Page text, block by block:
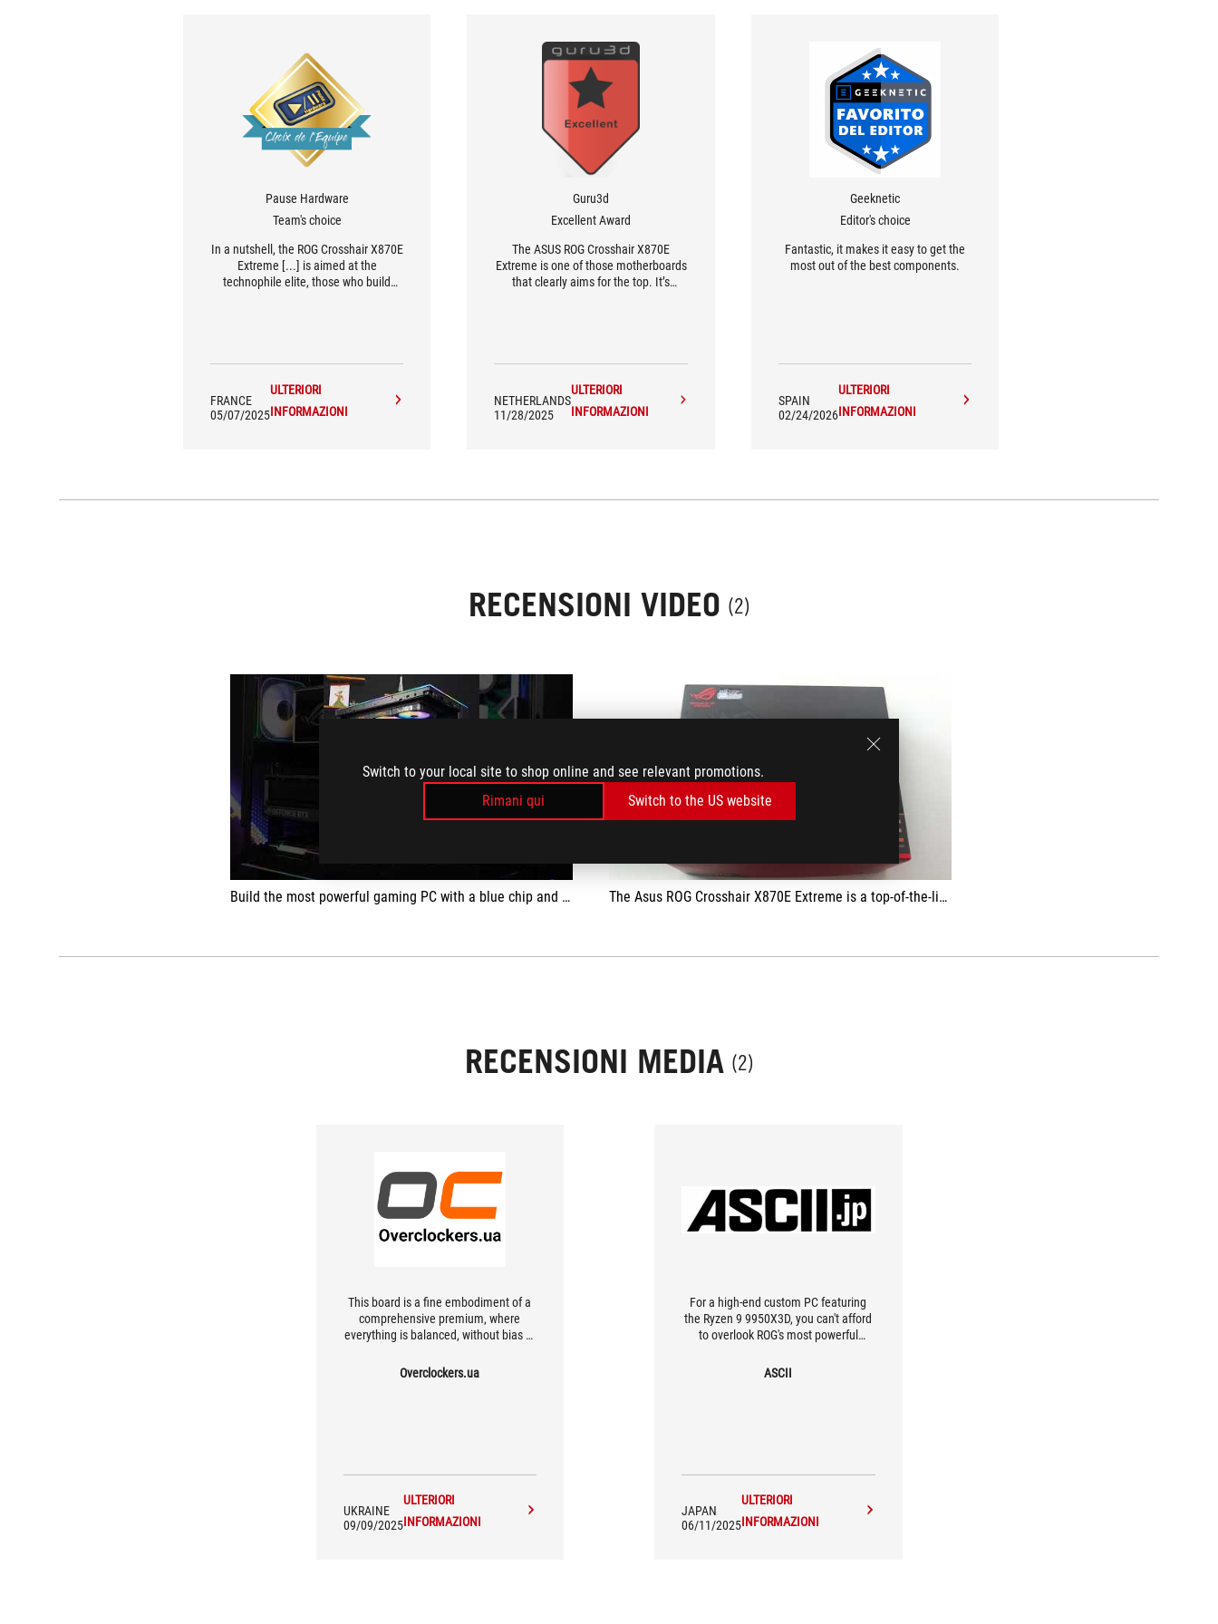
Switch to your local site to shop online and see relevant promotions.
Rimani qui
Switch to the US website
Pause Hardware
Team's choice
In a nutshell, the ROG Crosshair X870E
Extreme [...] is aimed at the
technophile elite, those who build
efficient, with coherent technical
finish.
FRANCE
05/07/2025
ULTERIORI
INFORMAZIONI
Guru3d
Excellent Award
The ASUS ROG Crosshair X870E
Extreme is one of those motherboards
that clearly aims for the top. It’s
NETHERLANDS
11/28/2025
ULTERIORI
INFORMAZIONI
Geeknetic
Editor's choice
Fantastic, it makes it easy to get the
most out of the best components.
SPAIN
02/24/2026
ULTERIORI
INFORMAZIONI
RECENSIONI VIDEO (2)
play
Build the most powerful gaming PC with a blue chip and a red graphics card #shorts #pcgaming #buildpc #amd #nvidia
play
The Asus ROG Crosshair X870E Extreme is a top-of-the-line motherboard that has everything you could want, from performance and build quality to price. It's not for everyone, but those who buy it will have the best motherboard on the market.
RECENSIONI MEDIA (2)
This board is a fine embodiment of a
comprehensive premium, where
everything is balanced, without bias or
although it does not come cheap.
Overclockers.ua
UKRAINE
09/09/2025
ULTERIORI
INFORMAZIONI
For a high-end custom PC featuring
the Ryzen 9 9950X3D, you can't afford
to overlook ROG's most powerful
ASCII
JAPAN
06/11/2025
ULTERIORI
INFORMAZIONI